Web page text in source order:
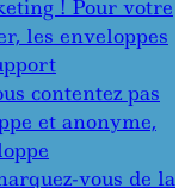
! Pour votre
les enveloppes
contentez pas
et anonyme,
vous de la